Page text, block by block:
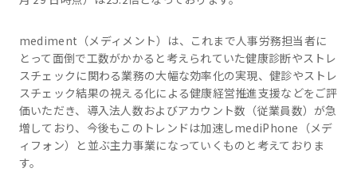
mediment（メディメント）は、これまで人事労務担当者に
とって面倒で工数がかかると考えられていた健康診断やストレ
スチェックに関わる業務の大幅な効率化の実現、健診やストレ
スチェック結果の視える化による健康経営推進支援などをご評
価いただき、導入法人数およびアカウント数（従業員数）が急
増しており、今後もこのトレンドは加速しmediPhone（メデ
ィフォン）と並ぶ主力事業になっていくものと考えておりま
す。